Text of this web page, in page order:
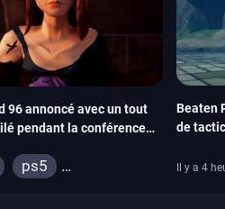
96 annoncé avec un tout
pendant la conférence
ps5
Beaten
de
Il y a 4